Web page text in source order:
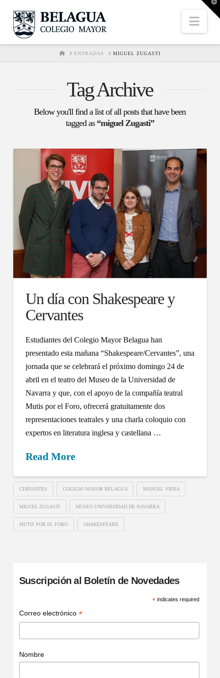
HOMEENTRADAS MIGUEL ZUGASTI
Tag Archive
Below you'll find a list of all posts that have been
tagged as “miguel Zugasti”
Un día con Shakespeare y
Cervantes
Estudiantes del Colegio Mayor Belagua han
presentado esta mañana “Shakespeare/Cervantes”, una
jornada que se celebrará el próximo domingo 24 de
abril en el teatro del Museo de la Universidad de
Navarra y que, con el apoyo de la compañía teatral
Mutis por el Foro, ofrecerá gratuitamente dos
representaciones teatrales y una charla coloquio con
expertos en literatura inglesa y castellana …
Read More
CERVANTES COLEGIO MAYOR BELAGUA MANUEL VIERA
MIGUEL ZUGASTI MUSEO UNIVERSIDAD DE NAVARRA
MUTIS POR EL FORO SHAKESPEARE
Suscripción al Boletín de Novedades
*indicates required
Correo electrónico *
Nombre